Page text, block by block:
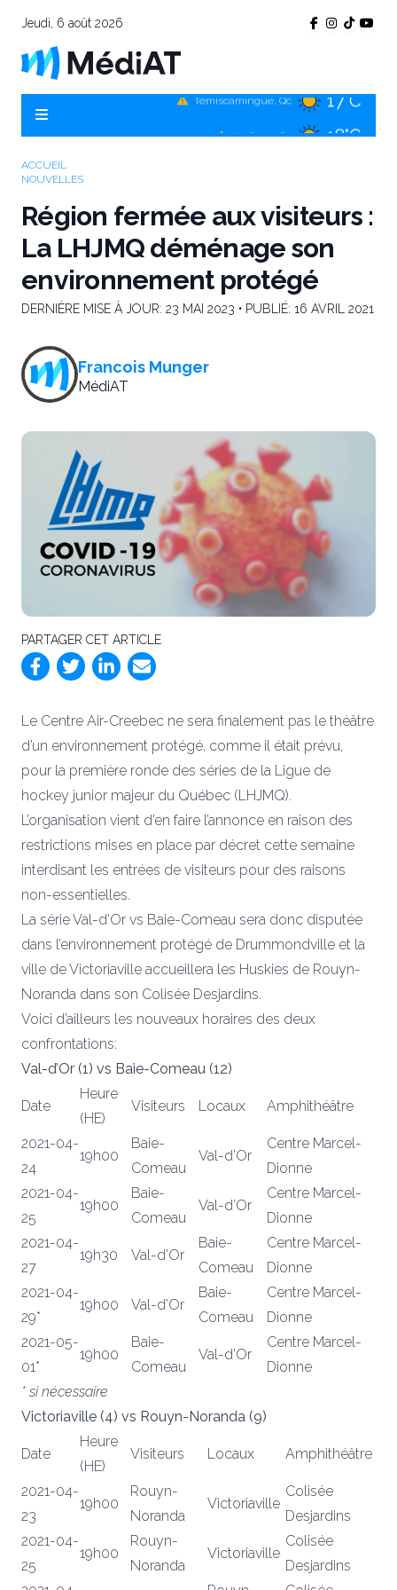
Jeudi, 6 août 2026
18°C
Amos, Qc 19°C
ACCUEIL
NOUVELLES
Région fermée aux visiteurs :
La LHJMQ déménage son
environnement protégé
DERNIÈRE MISE À JOUR: 23 MAI 2023 • PUBLIÉ: 16 AVRIL 2021
Francois Munger
MédiAT
PARTAGER CET ARTICLE
Le Centre Air-Creebec ne sera finalement pas le théâtre
d’un environnement protégé, comme il était prévu,
pour la première ronde des séries de la Ligue de
hockey junior majeur du Québec (LHJMQ).
L’organisation vient d’en faire l’annonce en raison des
restrictions mises en place par décret cette semaine
interdisant les entrées de visiteurs pour des raisons
non-essentielles.
La série Val-d’Or vs Baie-Comeau sera donc disputée
dans l’environnement protégé de Drummondville et la
ville de Victoriaville accueillera les Huskies de Rouyn-
Noranda dans son Colisée Desjardins.
Voici d’ailleurs les nouveaux horaires des deux
confrontations:
Val-d’Or (1) vs Baie-Comeau (12)
Date
Heure
(HE)
Visiteurs Locaux Amphithéâtre
2021-04-
24
19h00
Baie-
Comeau
Val-d’Or
Centre Marcel-
Dionne
2021-04-
25
19h00
Baie-
Comeau
Val-d’Or
Centre Marcel-
Dionne
2021-04-
27
19h30 Val-d’Or
Baie-
Comeau
Centre Marcel-
Dionne
2021-04-
29*
19h00 Val-d’Or
Baie-
Comeau
Centre Marcel-
Dionne
2021-05-
01*
19h00
Baie-
Comeau
Val-d’Or
Centre Marcel-
Dionne
* si nécessaire
Victoriaville (4) vs Rouyn-Noranda (9)
Date
Heure
(HE)
Visiteurs Locaux Amphithéâtre
2021-04-
23
19h00
Rouyn-
Noranda
Victoriaville
Colisée
Desjardins
2021-04-
25
19h00
Rouyn-
Noranda
Victoriaville
Colisée
Desjardins